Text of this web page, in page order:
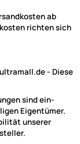
ab
richten sich
- Diese
sind ein-
Eigentümer.
unserer